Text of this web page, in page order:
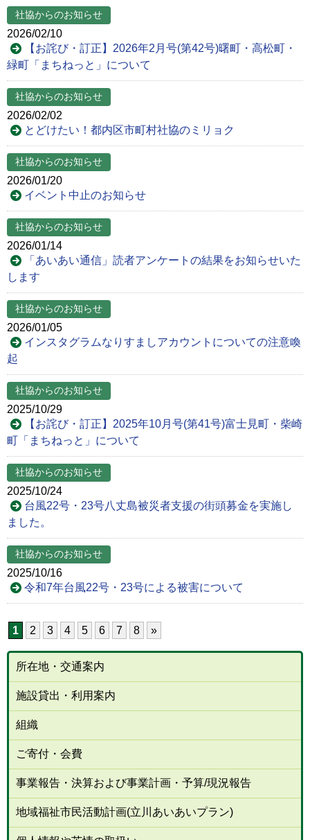
所在地・交通案内
施設貸出・利用案内
組織
ご寄付・会費
事業報告・決算および事業計画・予算/現況報告
地域福祉市民活動計画(立川あいあいプラン)
社協からのお知らせ
2026/02/10
【お詫び・訂正】2026年2月号(第42号)曙町・高松町・
緑町「まちねっと」について
社協からのお知らせ
2026/02/02
とどけたい！都内区市町村社協のミリョク
社協からのお知らせ
2026/01/20
イベント中止のお知らせ
社協からのお知らせ
2026/01/14
「あいあい通信」読者アンケートの結果をお知らせいた
します
社協からのお知らせ
2026/01/05
インスタグラムなりすましアカウントについての注意喚
起
社協からのお知らせ
2025/10/29
【お詫び・訂正】2025年10月号(第41号)富士見町・柴崎
町「まちねっと」について
社協からのお知らせ
2025/10/24
台風22号・23号八丈島被災者支援の街頭募金を実施し
ました。
社協からのお知らせ
2025/10/16
令和7年台風22号・23号による被害について
1 2 3 4 5 6 7 8 »